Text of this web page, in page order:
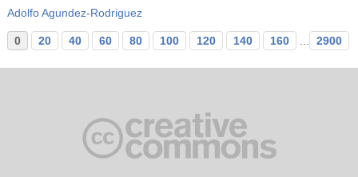
Adolfo Agundez-Rodriguez
0 20 40 60 80 100 120 140 160 ... 2900